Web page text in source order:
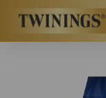
Twinings.ch